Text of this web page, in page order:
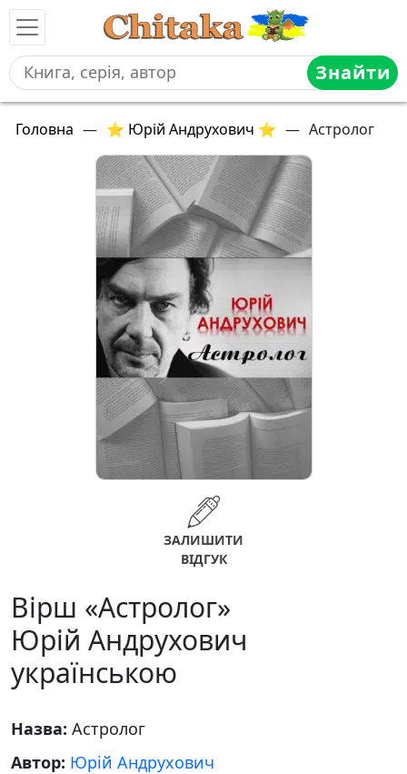
Знайти
Головна — ⭐ Юрій Андрухович ⭐ — Астролог
ЗАЛИШИТИ
ВІДГУК
Вірш «Астролог»
Юрій Андрухович
українською
Назва: Астролог
Автор: Юрій Андрухович